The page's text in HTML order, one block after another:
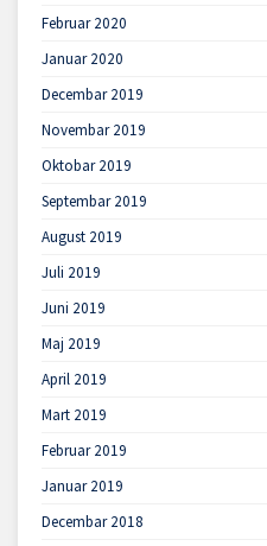
Februar 2020
Januar 2020
Decembar 2019
Novembar 2019
Oktobar 2019
Septembar 2019
August 2019
Juli 2019
Juni 2019
Maj 2019
April 2019
Mart 2019
Februar 2019
Januar 2019
Decembar 2018